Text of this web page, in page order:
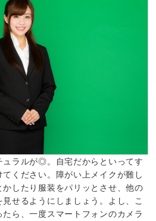
ュラルが◎。自宅だからといってす
ください。障がい上メイクが難し
したり服装をパリッとさせ、他の
せるようにしましょう。よし、こ
ら、一度スマートフォンのカメラ